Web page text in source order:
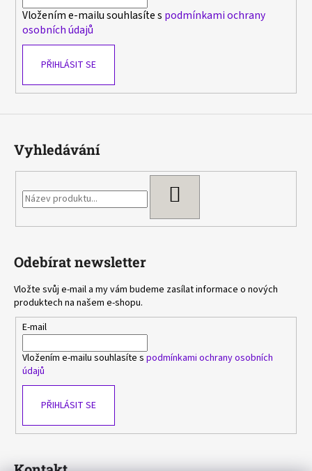
Vložením e-mailu souhlasíte s podmínkami ochrany
osobních údajů
PŘIHLÁSIT SE
Vyhledávání
Odebírat newsletter
Vložte svůj e-mail a my vám budeme zasílat informace o nových
produktech na našem e-shopu.
E-mail
Vložením e-mailu souhlasíte s podmínkami ochrany osobních
údajů
PŘIHLÁSIT SE